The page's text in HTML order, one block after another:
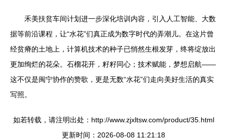
禾美扶贫车间计划进一步深化培训内容，引入人工智能、大数
据等前沿课程，让“水花”们真正成为数字时代的弄潮儿。在这片曾
经贫瘠的土地上，计算机技术的种子已悄然生根发芽，终将绽放出
更加绚烂的花朵。石榴花开，籽籽同心；技术赋能，梦想启航——
这不仅是闽宁协作的赞歌，更是无数“水花”们走向美好生活的真实
写照。
如若转载，请注明出处：http://www.zjxltsw.com/product/35.html
更新时间：2026-08-08 11:21:18